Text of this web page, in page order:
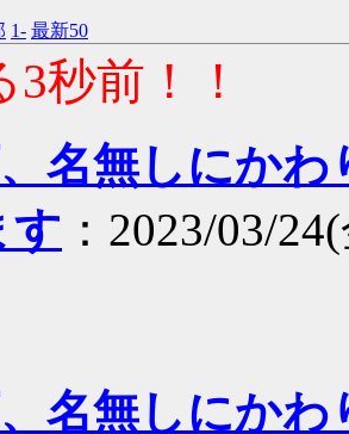
1- 最新50
秒前！！
名無しにか
す ：2023/03/
名無しにか